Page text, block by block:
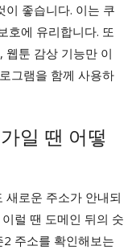
이 좋습니다. 이는 쿠
호에 유리합니다. 또
웹툰 감상 기능만 이
그램을 함께 사용하
일 땐 어떻
새로운 주소가 안내되
럴 땐 도메인 뒤의 숫
주소를 확인해보는